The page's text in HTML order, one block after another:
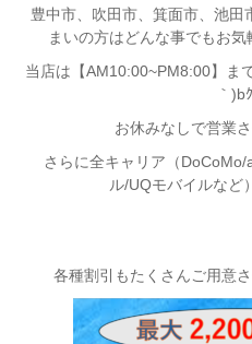
豊中市、吹田市、箕面市、池田
まいの方はどんな事でもお
当店は【AM10:00~PM8:00】ま
｀)b
お休みなしで営業
さらに全キャリア（
ル/UQモバイルなど
各種割引もたくさんご用意